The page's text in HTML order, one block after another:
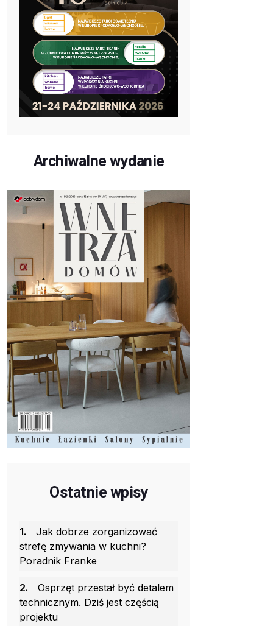
Archiwalne wydanie
Ostatnie wpisy
1.
Jak dobrze zorganizować
strefę zmywania w kuchni?
Poradnik Franke
2.
Osprzęt przestał być detalem
technicznym. Dziś jest częścią
projektu